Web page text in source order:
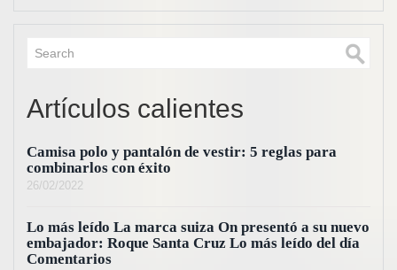
Artículos calientes
Camisa polo y pantalón de vestir: 5 reglas para
combinarlos con éxito
26/02/2022
Lo más leído La marca suiza On presentó a su nuevo
embajador: Roque Santa Cruz Lo más leído del día
Comentarios